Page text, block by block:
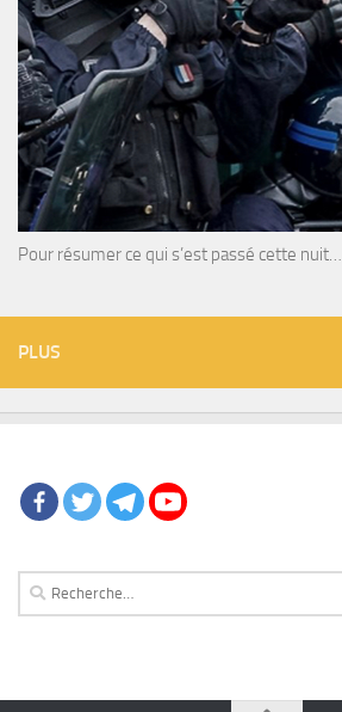
Pour résumer ce qui s’est passé cette nuit…
PLUS
Rechercher :